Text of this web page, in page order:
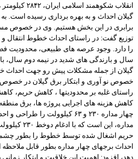
انقلاب
برابری در این بخش هستیم. وی در خصوص
توزیع گفت: در راستای احداث خطوط انتقال
را دارد. وجود عرصه های طبیعی، محدودیت
سال و بارندگی های شدید در نیمه دوم سال،
گیلان از جمله مشکلات پیش رو جهت احداث
خصوص نو آوری و ابتکار برق گیلان در خصوص
راستای غلبه بر محدودیتها ، کاهش حریم،
کاهش هزینه های اجرایی پروژه ها، برق
چهار مداره ۲۳۰ و ۶۳ کیلوولت
حریم اشغال شده توسط خطوط را بطور
احداث برجهای چهار مداره بطور قابل
دهد، افزود: اهمیت این خلاقیت و ابتکار